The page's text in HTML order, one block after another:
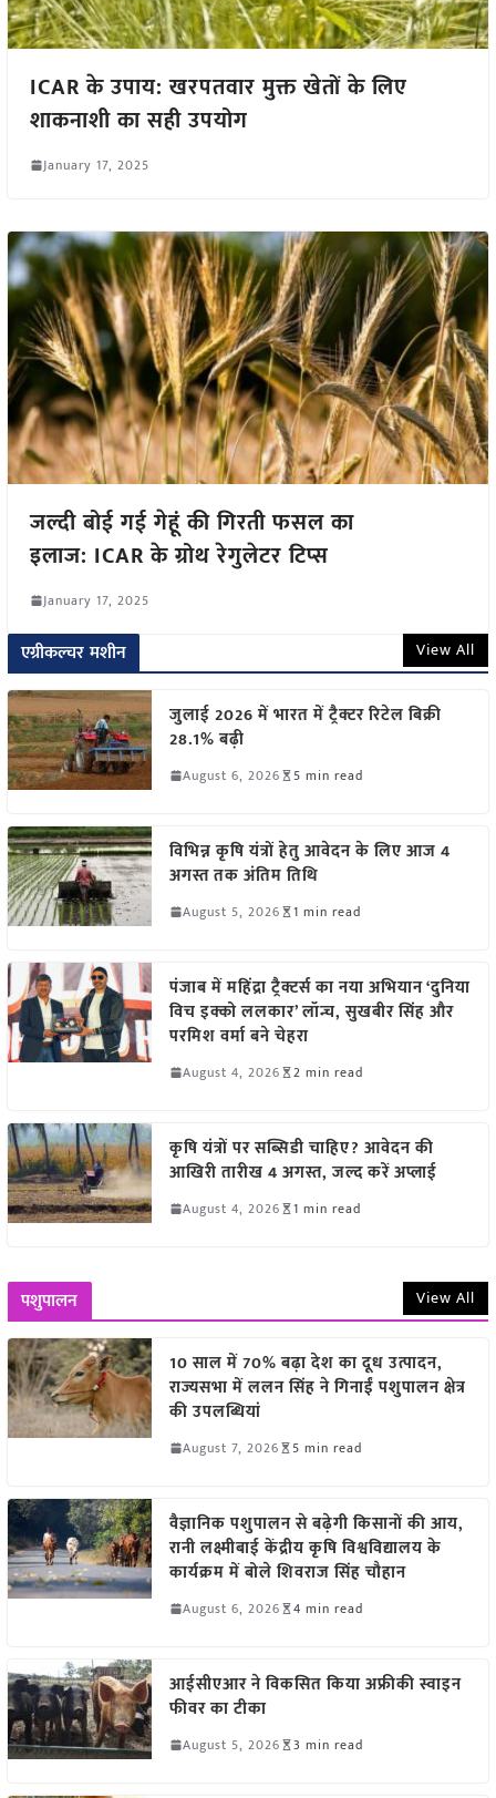
ICAR के उपाय: खरपतवार मुक्त खेतों के लिए
शाकनाशी का सही उपयोग
January 17, 2025
जल्दी बोई गई गेहूं की गिरती फसल का
इलाज: ICAR के ग्रोथ रेगुलेटर टिप्स
January 17, 2025
एग्रीकल्चर मशीन View All
जुलाई 2026 में भारत में ट्रैक्टर रिटेल बिक्री
28.1% बढ़ी
August 6, 2026 5 min read
विभिन्न कृषि यंत्रों हेतु आवेदन के लिए आज 4
अगस्त तक अंतिम तिथि
August 5, 2026 1 min read
पंजाब में महिंद्रा ट्रैक्टर्स का नया अभियान ‘दुनिया
विच इक्को ललकार’ लॉन्च, सुखबीर सिंह और
परमिश वर्मा बने चेहरा
August 4, 2026 2 min read
कृषि यंत्रों पर सब्सिडी चाहिए? आवेदन की
आखिरी तारीख 4 अगस्त, जल्द करें अप्लाई
August 4, 2026 1 min read
पशुपालन View All
10 साल में 70% बढ़ा देश का दूध उत्पादन,
राज्यसभा में ललन सिंह ने गिनाईं पशुपालन क्षेत्र
की उपलब्धियां
August 7, 2026 5 min read
वैज्ञानिक पशुपालन से बढ़ेगी किसानों की आय,
रानी लक्ष्मीबाई केंद्रीय कृषि विश्वविद्यालय के
कार्यक्रम में बोले शिवराज सिंह चौहान
August 6, 2026 4 min read
आईसीएआर ने विकसित किया अफ्रीकी स्वाइन
फीवर का टीका
August 5, 2026 3 min read